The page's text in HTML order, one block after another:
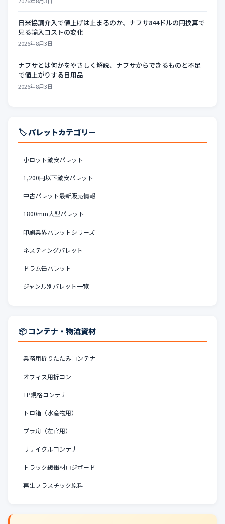
日米協調介入で値上げは止まるのか、ナフサ844ドルの円換算で
見る輸入コストの変化
2026年8月3日
ナフサとは何かをやさしく解説、ナフサからできるものと不足
で値上がりする日用品
2026年8月3日
🏷️ パレットカテゴリー
小ロット激安パレット
1,200円以下激安パレット
中古パレット最新販売情報
1800mm大型パレット
印刷業界パレットシリーズ
ネスティングパレット
ドラム缶パレット
ジャンル別パレット一覧
📦 コンテナ・物流資材
業務用折りたたみコンテナ
オフィス用折コン
TP規格コンテナ
トロ箱（水産物用）
プラ舟（左官用）
リサイクルコンテナ
トラック緩衝材ロジボード
再生プラスチック原料